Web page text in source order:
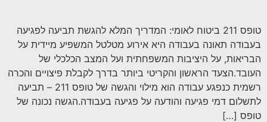
brightness_high ניגודיות בהירה
brightness_low ניגודיות כהה
font_download סמן קישורים
לאפס
את
cached
טופס 211 ביטוח לאומי: המדריך המלא להגשת תביעה לפגיעה
בעבודה תאונה בעבודה היא אירוע מטלטל המשפיע מיידית על
הבריאות, על היציבות המשפחתית ועל המצב הכלכלי של
העובד.הצעד הראשון והקריטי ביותר בדרך לקבלת פיצויים והכרה
רשמית כנפגע עבודה הוא מילוי והגשה של טופס 211 – תביעה
לתשלום דמי פגיעה והודעה על פגיעה בעבודה.הגשה נכונה של
טופס […]